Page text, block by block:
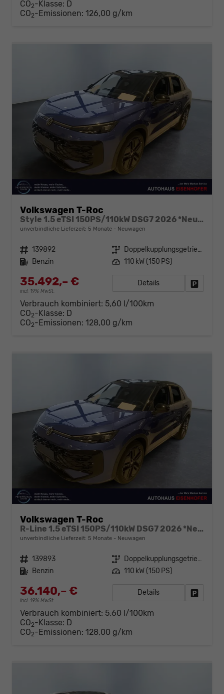
CO2-Klasse: D
CO2-Emissionen: 126,00 g/km
Volkswagen T-Roc
Style 1.5 eTSI 150PS/110kW DSG7 2026 *Neues Modell*
unverbindliche Lieferzeit: 5 Monate Neuwagen
Fahrzeugnr. 139892 Getriebe
Doppelkupplungsgetriebe (DSG)
Kraftstoff Benzin Leistung 110 kW (150 PS)
35.492,– €
incl. 19% MwSt.
Details
Verbrauch kombiniert: 5,60 l/100km
CO2-Klasse: D
CO2-Emissionen: 128,00 g/km
Volkswagen T-Roc
R-Line 1.5 eTSI 150PS/110kW DSG7 2026 *Neues Modell*
unverbindliche Lieferzeit: 5 Monate Neuwagen
Fahrzeugnr. 139893 Getriebe
Doppelkupplungsgetriebe (DSG)
Kraftstoff Benzin Leistung 110 kW (150 PS)
36.140,– €
incl. 19% MwSt.
Details
Verbrauch kombiniert: 5,60 l/100km
CO2-Klasse: D
CO2-Emissionen: 128,00 g/km